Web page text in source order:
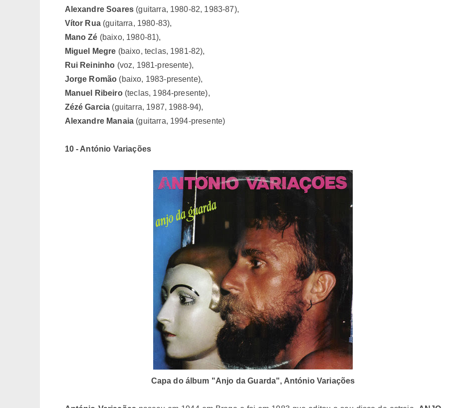
Alexandre Soares (guitarra, 1980-82, 1983-87),
Vítor Rua(guitarra, 1980-83),
Mano Zé (baixo, 1980-81),
Miguel Megre (baixo, teclas, 1981-82),
Rui Reininho (voz, 1981-presente),
Jorge Romão (baixo, 1983-presente),
Manuel Ribeiro(teclas, 1984-presente),
Zézé Garcia (guitarra, 1987, 1988-94),
Alexandre Manaia (guitarra, 1994-presente)
10 - António Variações
Capa do álbum "Anjo da Guarda", António Variações